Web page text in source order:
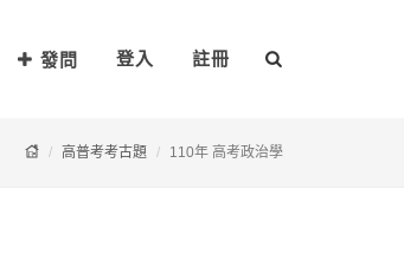
發問 登入 註冊
高普考考古題 110年 高考政治學